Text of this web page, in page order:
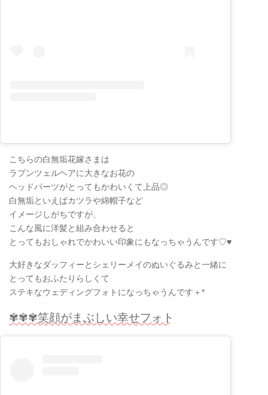
こちらの白無垢花嫁さまは
ラプンツェルヘアに大きなお花の
ヘッドパーツがとってもかわいくて上品◎
白無垢といえばカツラや綿帽子など
イメージしがちですが、
こんな風に洋髪と組み合わせると
とってもおしゃれでかわいい印象にもなっちゃうんです♡♥
大好きなダッフィーとシェリーメイのぬいぐるみと一緒に
とってもおふたりらしくて
ステキなウェディングフォトになっちゃうんです＋*
✾✾✾笑顔がまぶしい幸せフォト